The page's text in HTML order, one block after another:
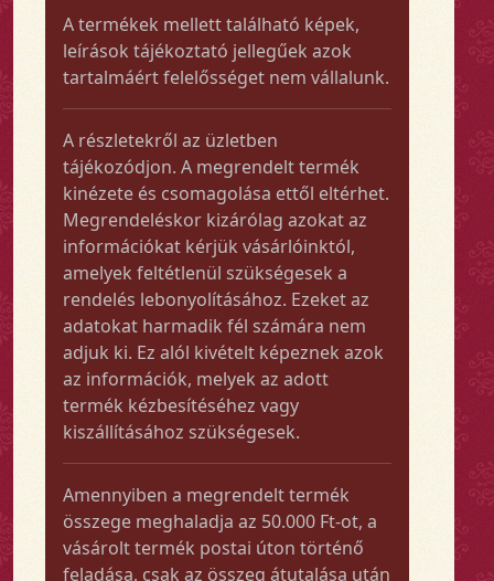
A termékek mellett található képek,
leírások tájékoztató jellegűek azok
tartalmáért felelősséget nem vállalunk.
A részletekről az üzletben
tájékozódjon. A megrendelt termék
kinézete és csomagolása ettől eltérhet.
Megrendeléskor kizárólag azokat az
információkat kérjük vásárlóinktól,
amelyek feltétlenül szükségesek a
rendelés lebonyolításához. Ezeket az
adatokat harmadik fél számára nem
adjuk ki. Ez alól kivételt képeznek azok
az információk, melyek az adott
termék kézbesítéséhez vagy
kiszállításához szükségesek.
Amennyiben a megrendelt termék
összege meghaladja az 50.000 Ft-ot, a
vásárolt termék postai úton történő
feladása, csak az összeg átutalása után